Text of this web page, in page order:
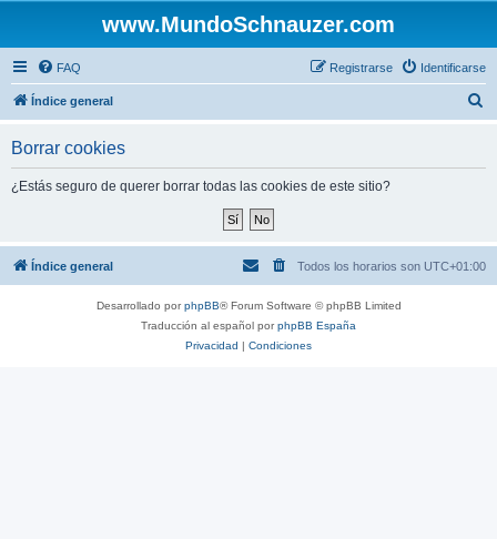
www.MundoSchnauzer.com
FAQ Identificarse
Registrarse
Índice general
Borrar cookies
¿Estás seguro de querer borrar todas las cookies de este sitio?
Índice general Todos los horarios son UTC+01:00
Desarrollado porphpBB® Forum Software © phpBB Limited
Traducción al español porphpBB España
Privacidad | Condiciones